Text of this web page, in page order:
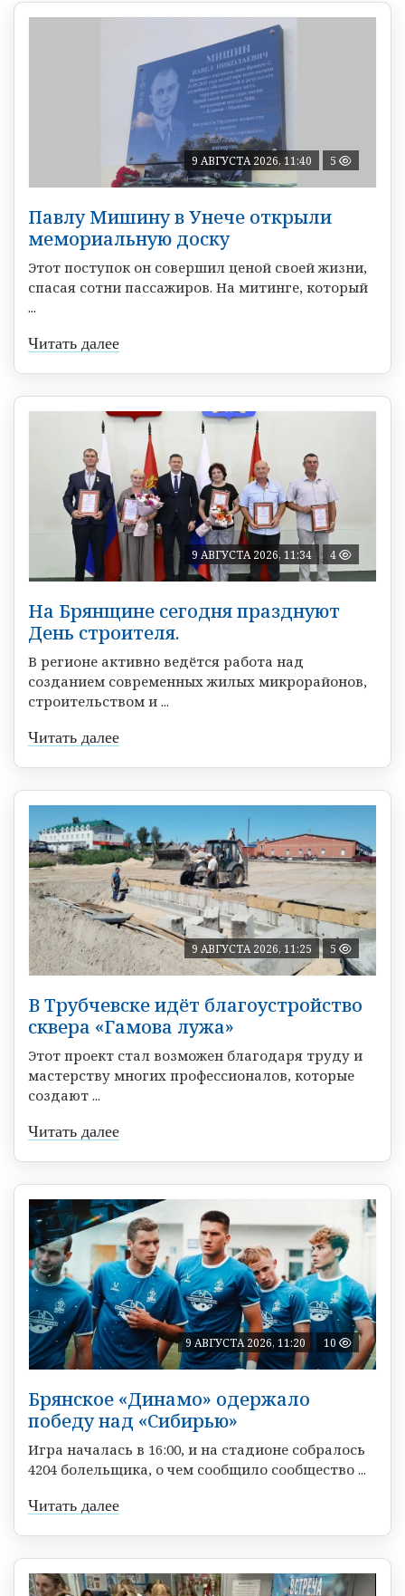
9 АВГУСТА 2026, 11:40 5
Павлу Мишину в Унече открыли
мемориальную доску
Этот поступок он совершил ценой своей жизни,
спасая сотни пассажиров. На митинге, который
...
Читать далее
9 АВГУСТА 2026, 11:34 4
На Брянщине сегодня празднуют
День строителя.
В регионе активно ведётся работа над
созданием современных жилых микрорайонов,
строительством и ...
Читать далее
9 АВГУСТА 2026, 11:25 5
В Трубчевске идёт благоустройство
сквера «Гамова лужа»
Этот проект стал возможен благодаря труду и
мастерству многих профессионалов, которые
создают ...
Читать далее
9 АВГУСТА 2026, 11:20 10
Брянское «Динамо» одержало
победу над «Сибирью»
Игра началась в 16:00, и на стадионе собралось
4204 болельщика, о чем сообщило сообщество ...
Читать далее